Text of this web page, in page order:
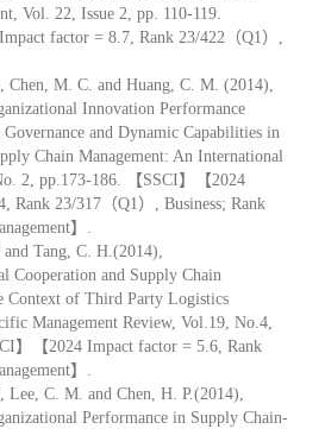
Vol. 22, Issue 2, pp. 110-119.
factor = 8.7, Rank 23/422（Q1）,
Chen, M. C. and Huang, C. M. (2014),
Innovation Performance
and Dynamic Capabilities in
Chain Management: An International
2, pp.173-186. 【SSCI】【2024
Rank 23/317（Q1）, Business; Rank
】.
Tang, C. H.(2014),
Cooperation and Supply Chain
Context of Third Party Logistics
Management Review, Vol.19, No.4,
】【2024 Impact factor = 5.6, Rank
】.
Lee, C. M. and Chen, H. P.(2014),
Performance in Supply Chain-